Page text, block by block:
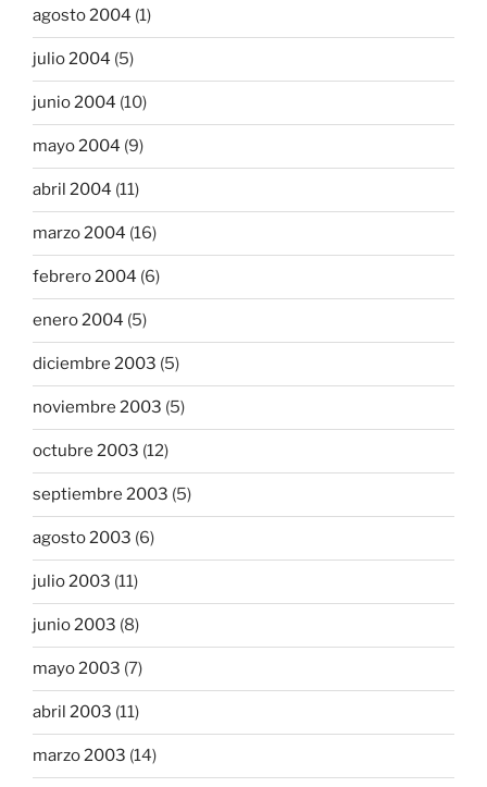
agosto 2004 (1)
julio 2004 (5)
junio 2004 (10)
mayo 2004 (9)
abril 2004 (11)
marzo 2004 (16)
febrero 2004 (6)
enero 2004 (5)
diciembre 2003 (5)
noviembre 2003 (5)
octubre 2003 (12)
septiembre 2003 (5)
agosto 2003 (6)
julio 2003 (11)
junio 2003 (8)
mayo 2003 (7)
abril 2003 (11)
marzo 2003 (14)